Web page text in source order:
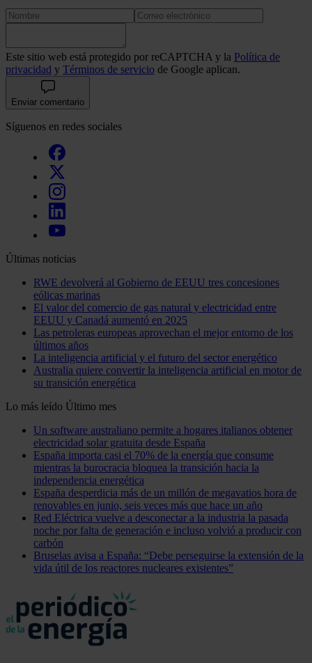
Este sitio web está protegido por reCAPTCHA y la Política de
privacidad y Términos de servicio de Google aplican.
Enviar comentario
Síguenos en redes sociales
Últimas noticias
RWE devolverá al Gobierno de EEUU tres concesiones
eólicas marinas
El valor del comercio de gas natural y electricidad entre
EEUU y Canadá aumentó en 2025
Las petroleras europeas aprovechan el mejor entorno de los
últimos años
La inteligencia artificial y el futuro del sector energético
Australia quiere convertir la inteligencia artificial en motor de
su transición energética
Lo más leído Último mes
Un software australiano permite a hogares italianos obtener
electricidad solar gratuita desde España
España importa casi el 70% de la energía que consume
mientras la burocracia bloquea la transición hacia la
independencia energética
España desperdicia más de un millón de megavatios hora de
renovables en junio, seis veces más que hace un año
Red Eléctrica vuelve a desconectar a la industria la pasada
noche por falta de generación e incluso volvió a producir con
carbón
Bruselas avisa a España: “Debe perseguirse la extensión de la
vida útil de los reactores nucleares existentes”